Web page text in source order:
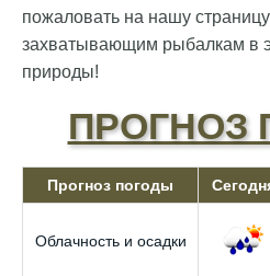
пожаловать на нашу страницу
захватывающим рыбалкам в
природы!
ПРОГНОЗ
Прогноз погоды
Облачность и осадки